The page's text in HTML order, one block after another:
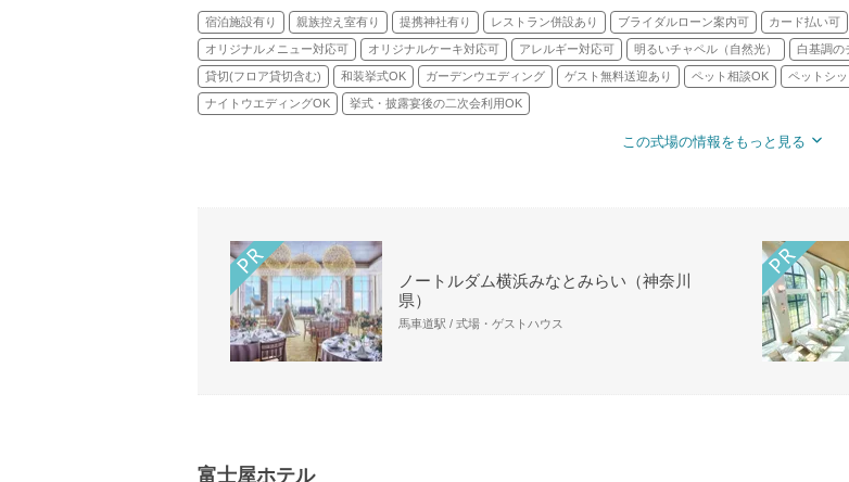
宿泊施設有り 親族控え室有り 提携神社有り レストラン併設あり ブライダルローン案内可 カード払い可
オリジナルメニュー対応可 オリジナルケーキ対応可 アレルギー対応可 明るいチャペル（自然光） 白基調の
貸切(フロア貸切含む) 和装挙式OK ガーデンウエディング ゲスト無料送迎あり ペット相談OK ペットシ
ナイトウエディングOK 挙式・披露宴後の二次会利用OK
この式場の情報をもっと見る
ノートルダム横浜みなとみらい（神奈川
県）
馬車道駅 / 式場・ゲストハウス
富士屋ホテル